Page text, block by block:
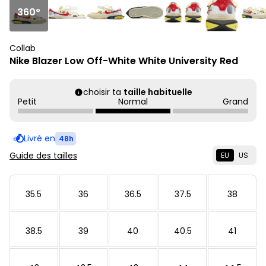
360°
Collab
Nike Blazer Low Off-White White University Red
choisir ta taille habituelle
Petit
Normal Grand
Livré en 48h
Guide des tailles EU US
35.5 36 36.5 37.5 38
38.5 39 40 40.5 41